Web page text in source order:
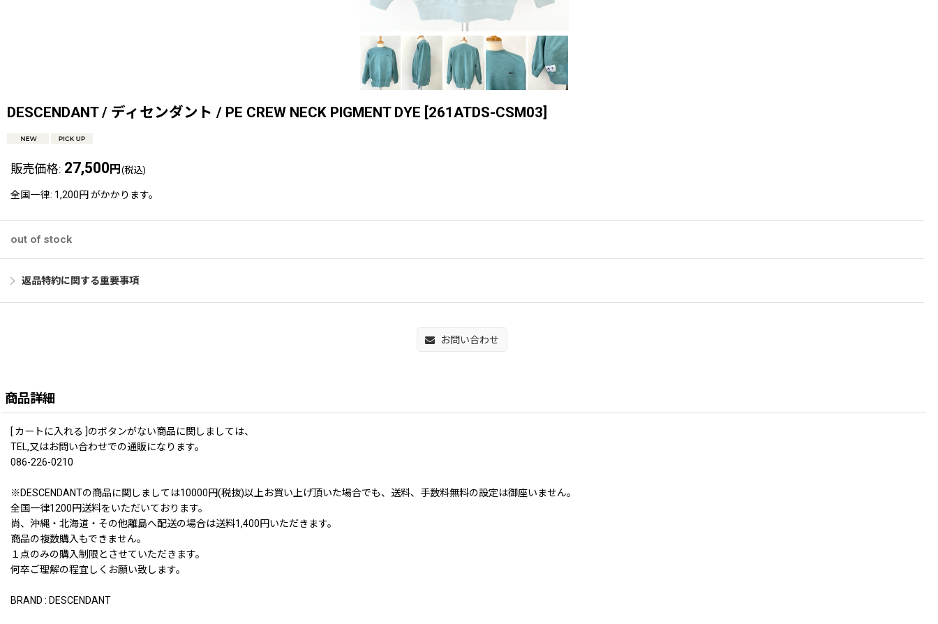
DESCENDANT / ディセンダント / PE CREW NECK PIGMENT DYE [261ATDS-CSM03]
販売価格: 27,500 円 (税込)
全国一律: 1,200円がかかります。
out of stock
返品特約に関する重要事項
お問い合わせ
商品詳細
[ カートに入れる ]のボタンがない商品に関しましては、
TEL,又はお問い合わせでの通販になります。
086-226-0210
※DESCENDANTの商品に関しましては10000円(税抜)以上お買い上げ頂いた場合でも、送料、手数料無料の設定は御座いません。
全国一律1200円送料をいただいております。
尚、沖縄・北海道・その他離島へ配送の場合は送料1,400円いただきます。
商品の複数購入もできません。
１点のみの購入制限とさせていただきます。
何卒ご理解の程宜しくお願い致します。
BRAND : DESCENDANT